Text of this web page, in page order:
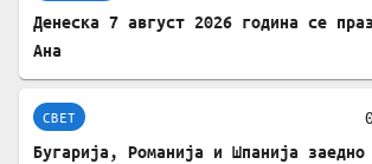
Денеска 7 август 2026 година се
Ана
СВЕТ
Бугарија, Романија и Шпанија